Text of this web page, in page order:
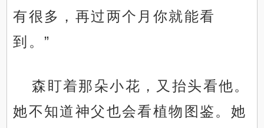
有很多，再过两个月你就能看
到。”
森盯着那朵小花，又抬头看他。
她不知道神父也会看植物图鉴。她